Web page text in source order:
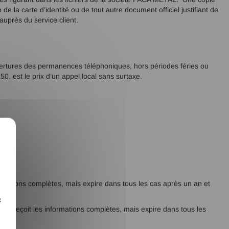
la carte d’identité ou de tout autre document officiel justifiant de
du service client.
des permanences téléphoniques, hors périodes féries ou
est le prix d’un appel local sans surtaxe.
complètes, mais expire dans tous les cas après un an et
reçoit les informations complètes, mais expire dans tous les